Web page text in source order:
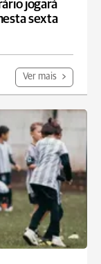
jogará
sexta
Ver mais